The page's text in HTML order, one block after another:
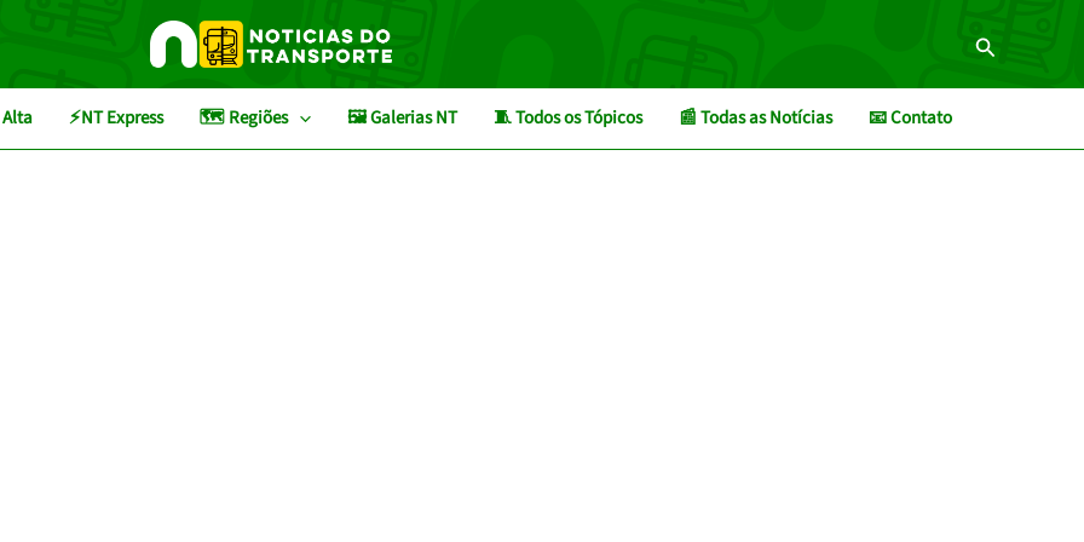
Pesquisar
Alta ⚡NT Express 🗺️ Regiões 🖼️ Galerias NT 🧵 Todos os Tópicos 📰 Todas as Notícias 📧 Contato